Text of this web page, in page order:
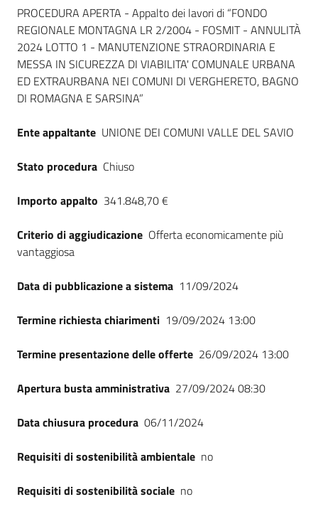
Dati del bando
PROCEDURA APERTA - Appalto dei lavori di “FONDO
REGIONALE MONTAGNA LR 2/2004 - FOSMIT - ANNULITÀ
2024 LOTTO 1 - MANUTENZIONE STRAORDINARIA E
MESSA IN SICUREZZA DI VIABILITA' COMUNALE URBANA
ED EXTRAURBANA NEI COMUNI DI VERGHERETO, BAGNO
DI ROMAGNA E SARSINA”
Ente appaltante UNIONE DEI COMUNI VALLE DEL SAVIO
Stato procedura Chiuso
Importo appalto 341.848,70 €
Criterio di aggiudicazione Offerta economicamente più
vantaggiosa
Data di pubblicazione a sistema 11/09/2024
Termine richiesta chiarimenti 19/09/2024 13:00
Termine presentazione delle offerte 26/09/2024 13:00
Apertura busta amministrativa 27/09/2024 08:30
Data chiusura procedura 06/11/2024
Requisiti di sostenibilità ambientale no
Requisiti di sostenibilità sociale no